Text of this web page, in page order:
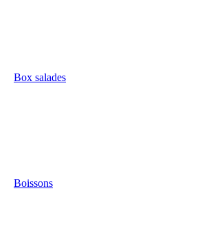
Box salades
Boissons